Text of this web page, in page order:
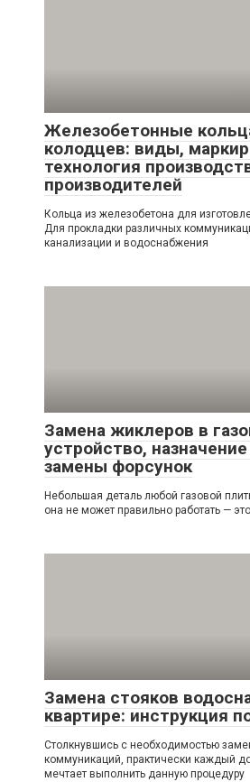
Железобетонные
колодцев: виды,
технология
производителей
Кольца из железобетона для
Для прокладки различных
канализации и водоснабжения
Замена жиклеров в
устройство,
замены форсунок
Небольшая деталь любой газовой
она не может правильно работать — это
Замена стояков
квартире: инструкция
Столкнувшись с необходимостью
коммуникаций, практически каждый
мечтает выполнить данную процедуру